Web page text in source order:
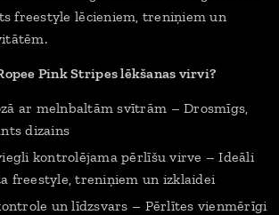
freestyle lēcieniem, treniņiem un
Pink Stripes lēkšanas virvi?
ar melnbaltām svītrām – Drosmīgs,
dizains
kontrolējama pērlīšu virve – Ideāli
freestyle, treniņiem un izklaidei
un līdzsvars – Pērlītes vienmērīgi